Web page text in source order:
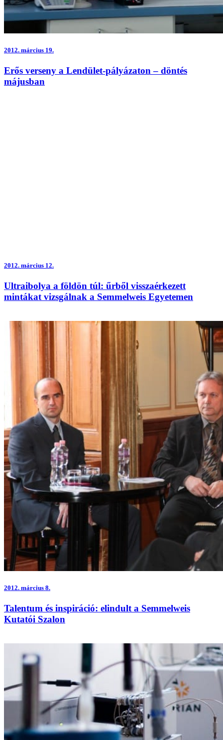
2012. március 19.
Erős verseny a Lendület-pályázaton – döntés
májusban
2012. március 12.
Ultraibolya a földön túl: űrből visszaérkezett
mintákat vizsgálnak a Semmelweis Egyetemen
2012. március 8.
Talentum és inspiráció: elindult a Semmelweis
Kutatói Szalon